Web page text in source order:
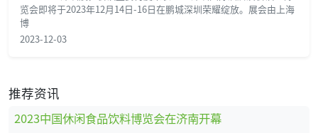
览会即将于2023年12月14日-16日在鹏城深圳荣耀绽放。展会由上海
博
2023-12-03
推荐资讯
2023中国休闲食品饮料博览会在济南开幕